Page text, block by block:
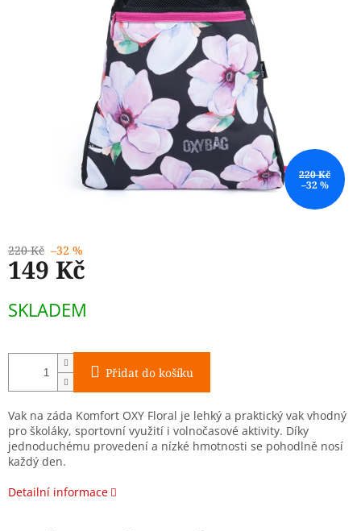
220 Kč
–32 %
220 Kč –32 %
149 Kč
cena:
SKLADEM
Přidat do košíku
Vak na záda Komfort OXY Floral je lehký a praktický vak vhodný
pro školáky, sportovní využití i volnočasové aktivity. Díky
jednoduchému provedení a nízké hmotnosti se pohodlně nosí
každý den.
Detailní informace